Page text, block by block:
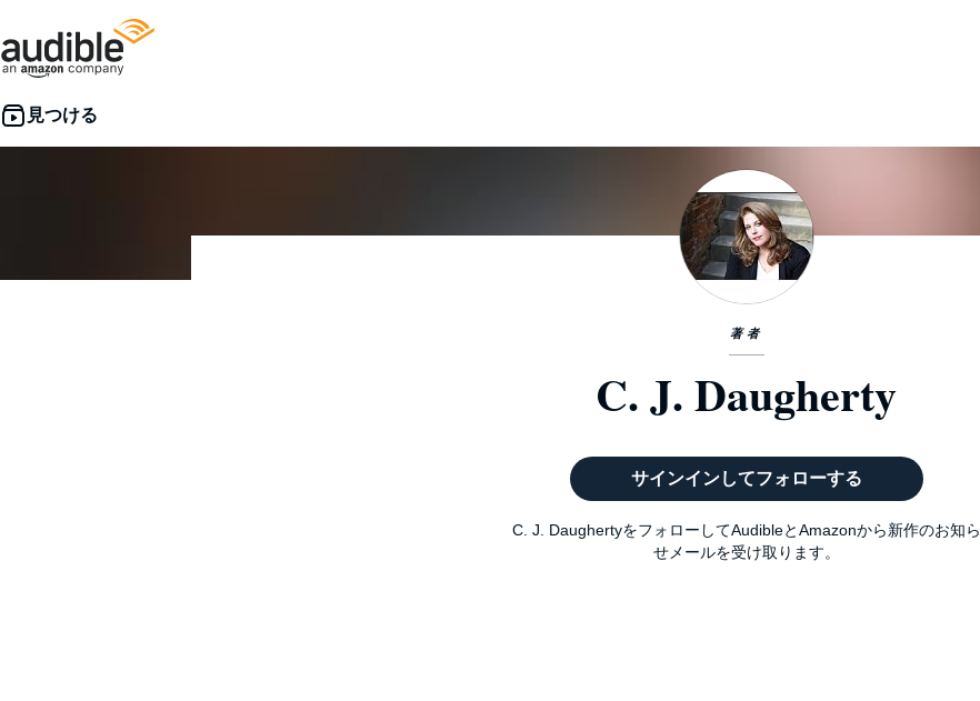
著者
C. J. Daugherty
サインインしてフォローする
C. J. DaughertyをフォローしてAudibleとAmazonから新作のお知ら
せメールを受け取ります。